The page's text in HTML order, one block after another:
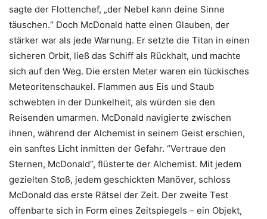
sagte der Flottenchef, „der Nebel kann deine Sinne
täuschen.“ Doch McDonald hatte einen Glauben, der
stärker war als jede Warnung. Er setzte die Titan in einen
sicheren Orbit, ließ das Schiff als Rückhalt, und machte
sich auf den Weg. Die ersten Meter waren ein tückisches
Meteoritenschaukel. Flammen aus Eis und Staub
schwebten in der Dunkelheit, als würden sie den
Reisenden umarmen. McDonald navigierte zwischen
ihnen, während der Alchemist in seinem Geist erschien,
ein sanftes Licht inmitten der Gefahr. “Vertraue den
Sternen, McDonald”, flüsterte der Alchemist. Mit jedem
gezielten Stoß, jedem geschickten Manöver, schloss
McDonald das erste Rätsel der Zeit. Der zweite Test
offenbarte sich in Form eines Zeitspiegels – ein Objekt,